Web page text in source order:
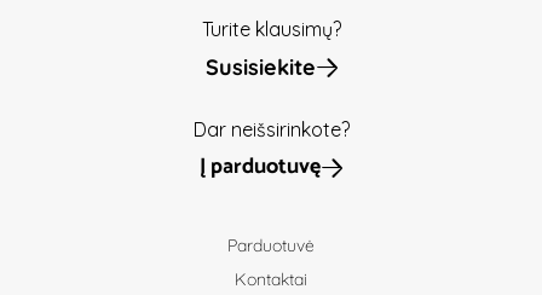
Turite klausimų?
Susisiekite
Dar neišsirinkote?
Į parduotuvę
Parduotuvė
Kontaktai